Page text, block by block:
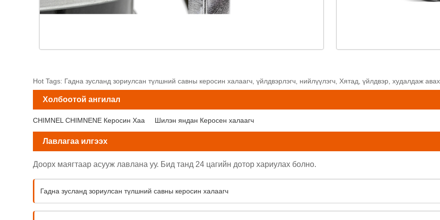
Hot Tags: Гадна зусланд зориулсан түлшний савны керосин халаагч, үйлдвэрлэгч, нийлүүлэгч, Хятад, үйлдвэр, худалдаж авах
Холбоотой ангилал
CHIMNEL CHIMNENE Керосин Хаа Шилэн яндан Керосен халаагч
Лавлагаа илгээх
Доорх маягтаар асууж лавлана уу. Бид танд 24 цагийн дотор хариулах болно.